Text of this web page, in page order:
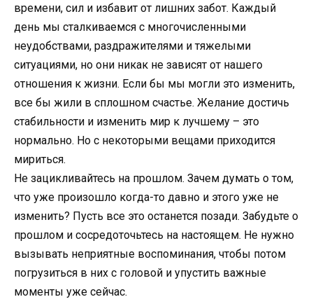
времени, сил и избавит от лишних забот. Каждый
день мы сталкиваемся с многочисленными
неудобствами, раздражителями и тяжелыми
ситуациями, но они никак не зависят от нашего
отношения к жизни. Если бы мы могли это изменить,
все бы жили в сплошном счастье. Желание достичь
стабильности и изменить мир к лучшему – это
нормально. Но с некоторыми вещами приходится
мириться.
Не зацикливайтесь на прошлом. Зачем думать о том,
что уже произошло когда-то давно и этого уже не
изменить? Пусть все это останется позади. Забудьте о
прошлом и сосредоточьтесь на настоящем. Не нужно
вызывать неприятные воспоминания, чтобы потом
погрузиться в них с головой и упустить важные
моменты уже сейчас.